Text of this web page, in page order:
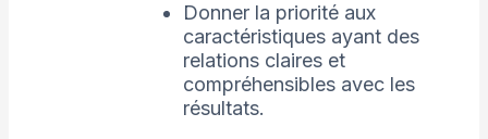
Donner la priorité aux
caractéristiques ayant des
relations claires et
compréhensibles avec les
résultats.